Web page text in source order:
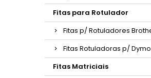
Fitas para Rotulador
Fitas p/ Rotuladores
Fitas Rotuladoras p/ Dymo
Fitas Matriciais